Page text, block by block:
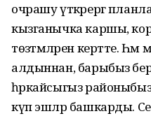
очрашу үткәрергә
кызганычка каршы,
төзәтмәләрен кертте.
алдыннан, барыбыз
һәркайсыгыз
күп эшләр башкарды.